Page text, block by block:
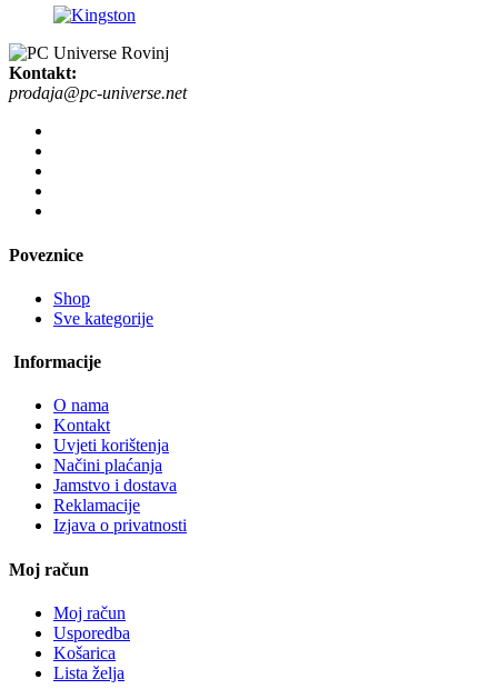
Kontakt:
prodaja@pc-universe.net
Poveznice
Shop
Sve kategorije
Informacije
O nama
Kontakt
Uvjeti korištenja
Načini plaćanja
Jamstvo i dostava
Reklamacije
Izjava o privatnosti
Moj račun
Moj račun
Usporedba
Košarica
Lista želja